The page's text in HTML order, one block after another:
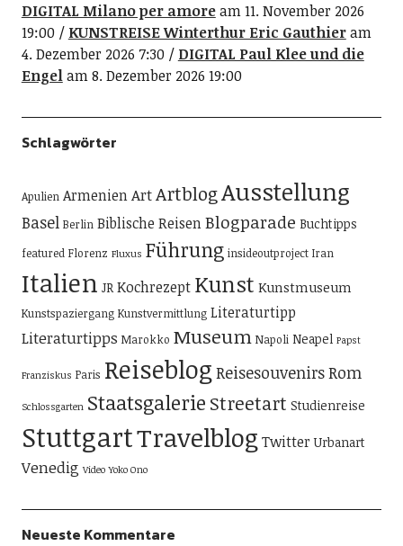
DIGITAL Milano per amoream 11. November 2026
19:00
KUNSTREISE Winterthur Eric Gauthieram
4. Dezember 2026 7:30
DIGITAL Paul Klee und die
Engelam 8. Dezember 2026 19:00
Schlagwörter
Apulien ArmenienArtArtblogAusstellung
Basel Berlin Biblische ReisenBlogparade Buchtipps
featured Florenz Fluxus Führung insideoutproject Iran
Italien JR Kochrezept Kunst Kunstmuseum
Kunstspaziergang Kunstvermittlung Literaturtipp
Literaturtipps Marokko Museum Napoli Neapel Papst
Franziskus Paris Reiseblog ReisesouvenirsRom
Schlossgarten Staatsgalerie Streetart Studienreise
StuttgartTravelblog Twitter Urbanart
Venedig Video Yoko Ono
Neueste Kommentare